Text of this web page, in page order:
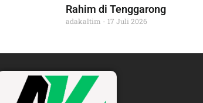
Rahim di Tenggarong
adakaltim 17 Juli 2026